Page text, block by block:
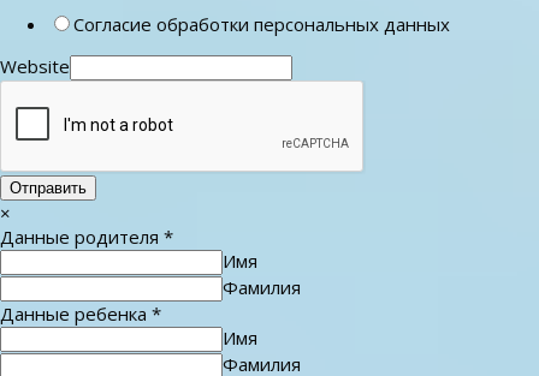
Согласие обработки персональных данных
Website
Отправить
×
Данные родителя *
Имя
Фамилия
Данные ребенка *
Имя
Фамилия